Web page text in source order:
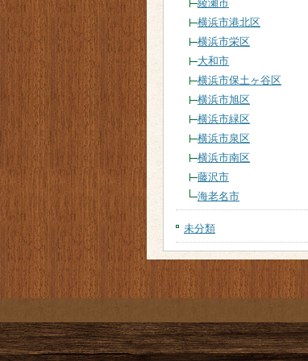
横浜市港北区
横浜市栄区
大和市
横浜市保土ヶ谷区
横浜市旭区
横浜市緑区
横浜市泉区
横浜市南区
藤沢市
海老名市
未分類